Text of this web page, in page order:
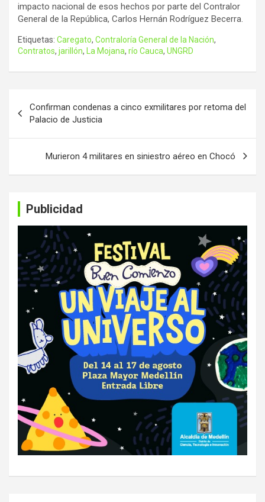
impacto nacional de esos hechos por parte del Contralor
General de la República, Carlos Hernán Rodríguez Becerra.
Etiquetas: Caregato, Contraloría General de la Nación,
Contratos, jarillón, La Mojana, río Cauca, UNGRD
de
entradas
Confirman condenas a cinco exmilitares por retoma del
Palacio de Justicia
Murieron 4 militares en siniestro aéreo en Chocó
Publicidad